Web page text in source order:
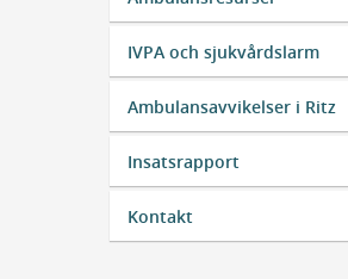
IVPA och sjukvårdslarm
Ambulansavvikelser i Ritz
Insatsrapport
Kontakt